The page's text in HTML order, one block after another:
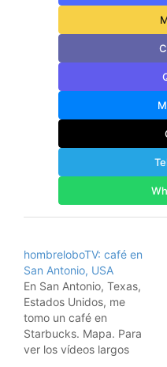
hombreloboTV: café en
San Antonio, USA
En San Antonio, Texas,
Estados Unidos, me
tomo un café en
Starbucks. Mapa. Para
ver los vídeos largos